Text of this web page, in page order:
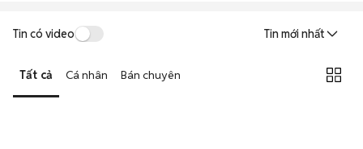
Tin có video Tin mới nhất
Tất cả Cá nhân Bán chuyên